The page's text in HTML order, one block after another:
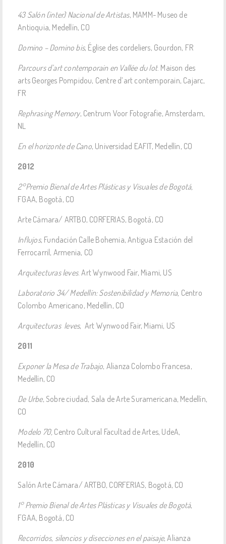
43 Salón (inter) Nacional de Artistas, MAMM- Museo de
Antioquia, Medellín, CO
Domino – Domino bis, Église des cordeliers, Gourdon, FR
Parcours d’art contemporain en Vallée du lot. Maison des
arts Georges Pompidou, Centre d’art contemporain, Cajarc,
FR
Rephrasing Memory, Centrum Voor Fotografie, Amsterdam,
NL
En el horizonte de Cano, Universidad EAFIT, Medellín, CO
2012
2°Premio Bienal de Artes Plásticas y Visuales de Bogotá,
FGAA, Bogotá, CO
Arte Cámara/ ARTBO, CORFERIAS, Bogotá, CO
Influjos, Fundación Calle Bohemia, Antigua Estación del
Ferrocarril, Armenia, CO
Arquitecturas leves. Art Wynwood Fair, Miami, US
Laboratorio 34/ Medellín: Sostenibilidad y Memoria, Centro
Colombo Americano, Medellín, CO
Arquitecturas leves, Art Wynwood Fair, Miami, US
2011
Exponer la Mesa de Trabajo, Alianza Colombo Francesa,
Medellín, CO
De Urbe, Sobre ciudad, Sala de Arte Suramericana, Medellín,
CO
Modelo 70, Centro Cultural Facultad de Artes, UdeA,
Medellín, CO
2010
Salón Arte Cámara/ ARTBO, CORFERIAS, Bogotá, CO
1° Premio Bienal de Artes Plásticas y Visuales de Bogotá,
FGAA, Bogotá, CO
Recorridos, silencios y disecciones en el paisaje, Alianza